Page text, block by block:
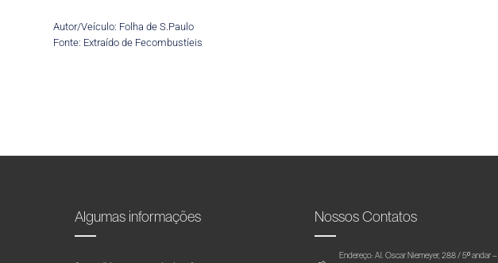
Autor/Veículo: Folha de S.Paulo
Fonte: Extraído de Fecombustíeis
Algumas informações Nossos Contatos
Endereço: Al. Oscar Niemeyer, 288 / 5º andar –